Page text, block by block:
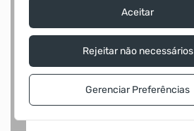
Aceitar
Rejeitar não necessários
Gerenciar Preferências